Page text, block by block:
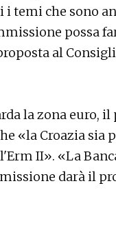
temi che sono
possa
al
la zona euro,
«la Croazia sia
II». «La
darà il